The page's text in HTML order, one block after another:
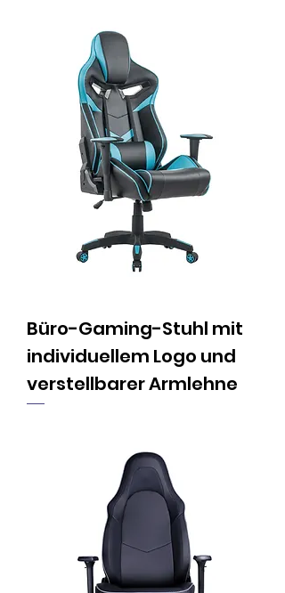
Büro-Gaming-Stuhl mit
individuellem Logo und
verstellbarer Armlehne